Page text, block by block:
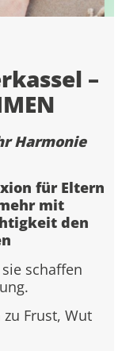
–
Harmonie
für Eltern
mit
den
schaffen
Frust, Wut